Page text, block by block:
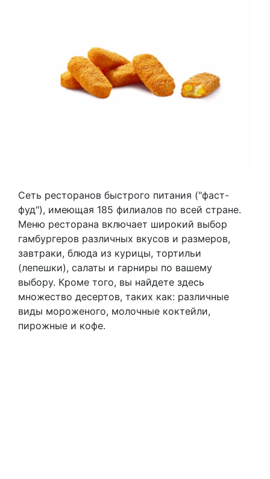
Сеть ресторанов быстрого питания ("фаст-
фуд"), имеющая 185 филиалов по всей стране.
Меню ресторана включает широкий выбор
гамбургеров различных вкусов и размеров,
завтраки, блюда из курицы, тортильи
(лепешки), салаты и гарниры по вашему
выбору. Кроме того, вы найдете здесь
множество десертов, таких как: различные
виды мороженого, молочные коктейли,
пирожные и кофе.